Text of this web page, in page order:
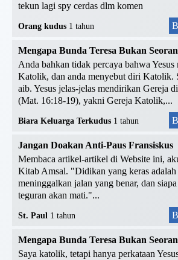
tekun lagi spy cerdas dlm komen
Orang kudus 1 tahun
Mengapa Bunda Teresa Bukan
Anda bahkan tidak percaya bahwa
Katolik, dan anda menyebut diri Katolik.
aib. Yesus jelas-jelas mendirikan Gereja
(Mat. 16:18-19), yakni Gereja Katolik,...
Biara Keluarga Terkudus 1 tahun
Jangan Doakan Anti-Paus Fransiskus
Membaca artikel-artikel di Website ini,
Kitab Amsal. "Didikan yang keras
meninggalkan jalan yang benar, dan
teguran akan mati."...
St. Paul 1 tahun
Mengapa Bunda Teresa Bukan
Saya katolik, tetapi hanya perkataan